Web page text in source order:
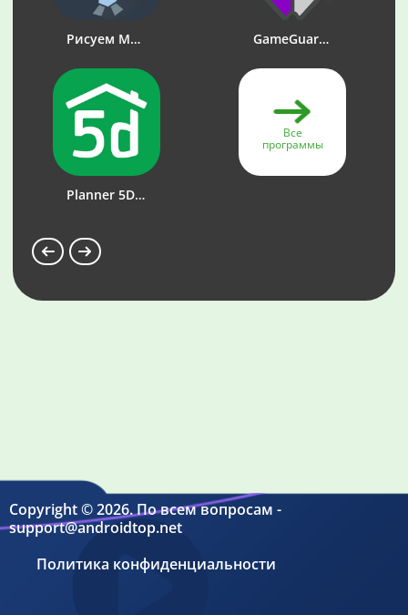
Рисуем Мультфильмы 2 GameGuardian
Planner 5D - Дизайн Интерьера
Все
программы
Copyright © 2026. По всем вопросам -
support@androidtop.net
Политика конфиденциальности